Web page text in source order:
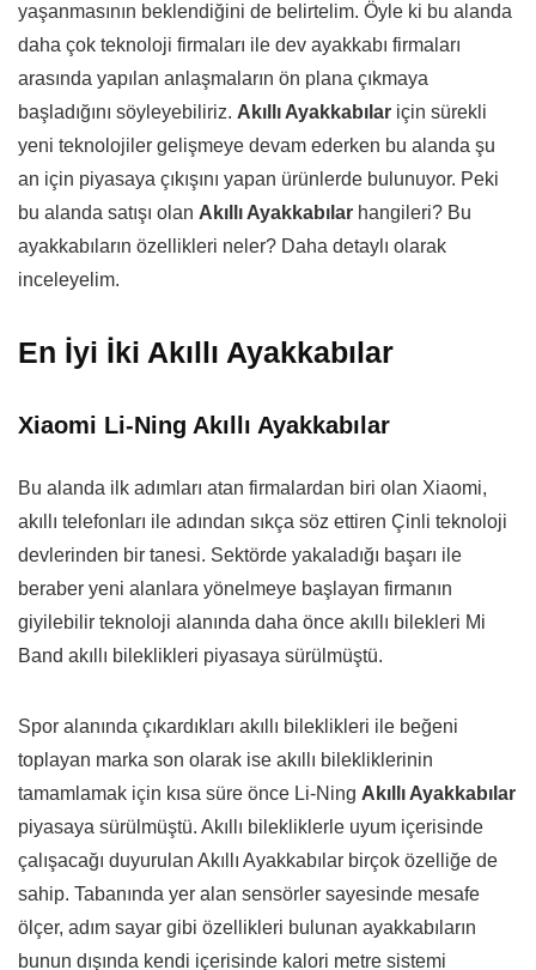
yaşanmasının beklendiğini de belirtelim. Öyle ki bu alanda
daha çok teknoloji firmaları ile dev ayakkabı firmaları
arasında yapılan anlaşmaların ön plana çıkmaya
başladığını söyleyebiliriz. Akıllı Ayakkabılar için sürekli
yeni teknolojiler gelişmeye devam ederken bu alanda şu
an için piyasaya çıkışını yapan ürünlerde bulunuyor. Peki
bu alanda satışı olan Akıllı Ayakkabılar hangileri? Bu
ayakkabıların özellikleri neler? Daha detaylı olarak
inceleyelim.
En İyi İki Akıllı Ayakkabılar
Xiaomi Li-Ning Akıllı Ayakkabılar
Bu alanda ilk adımları atan firmalardan biri olan Xiaomi,
akıllı telefonları ile adından sıkça söz ettiren Çinli teknoloji
devlerinden bir tanesi. Sektörde yakaladığı başarı ile
beraber yeni alanlara yönelmeye başlayan firmanın
giyilebilir teknoloji alanında daha önce akıllı bilekleri Mi
Band akıllı bileklikleri piyasaya sürülmüştü.
Spor alanında çıkardıkları akıllı bileklikleri ile beğeni
toplayan marka son olarak ise akıllı bilekliklerinin
tamamlamak için kısa süre önce Li-Ning Akıllı Ayakkabılar
piyasaya sürülmüştü. Akıllı bilekliklerle uyum içerisinde
çalışacağı duyurulan Akıllı Ayakkabılar birçok özelliğe de
sahip. Tabanında yer alan sensörler sayesinde mesafe
ölçer, adım sayar gibi özellikleri bulunan ayakkabıların
bunun dışında kendi içerisinde kalori metre sistemi